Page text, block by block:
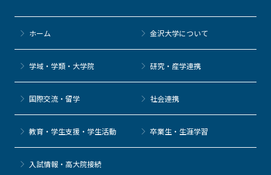
ホーム 金沢大学について
学域・学類・大学院 研究・産学連携
国際交流・留学 社会連携
教育・学生支援・学生活動 卒業生・生涯学習
⼊試情報・高大院接続